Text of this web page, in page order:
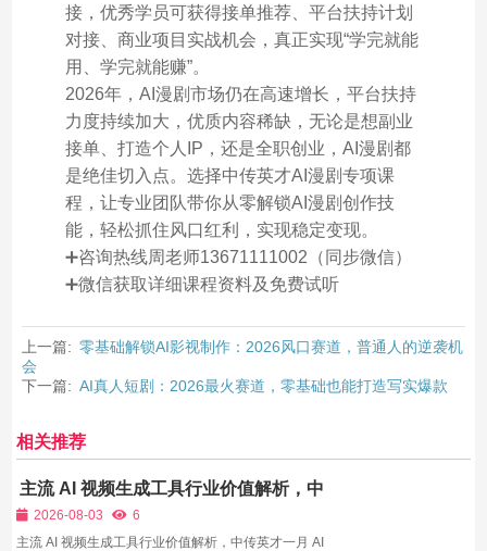
接，优秀学员可获得接单推荐、平台扶持计划
对接、商业项目实战机会，真正实现“学完就能
用、学完就能赚”。
2026年，AI漫剧市场仍在高速增长，平台扶持
力度持续加大，优质内容稀缺，无论是想副业
接单、打造个人IP，还是全职创业，AI漫剧都
是绝佳切入点。选择中传英才AI漫剧专项课
程，让专业团队带你从零解锁AI漫剧创作技
能，轻松抓住风口红利，实现稳定变现。
➕咨询热线周老师13671111002（同步微信）
➕微信获取详细课程资料及免费试听
上一篇: 零基础解锁AI影视制作：2026风口赛道，普通人的逆袭机
会
下一篇: AI真人短剧：2026最火赛道，零基础也能打造写实爆款
相关推荐
主流 AI 视频生成工具行业价值解析，中
传英才一月 AI 影视课程搭建工具商业化
选型体系
2026-08-03
6
主流 AI 视频生成工具行业价值解析，中传英才一月 AI